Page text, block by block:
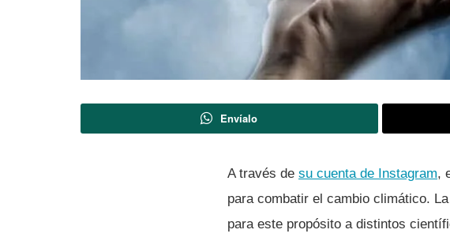
Envíalo
A través de su cuenta de Instagram,
para combatir el cambio climático.
para este propósito a distintos